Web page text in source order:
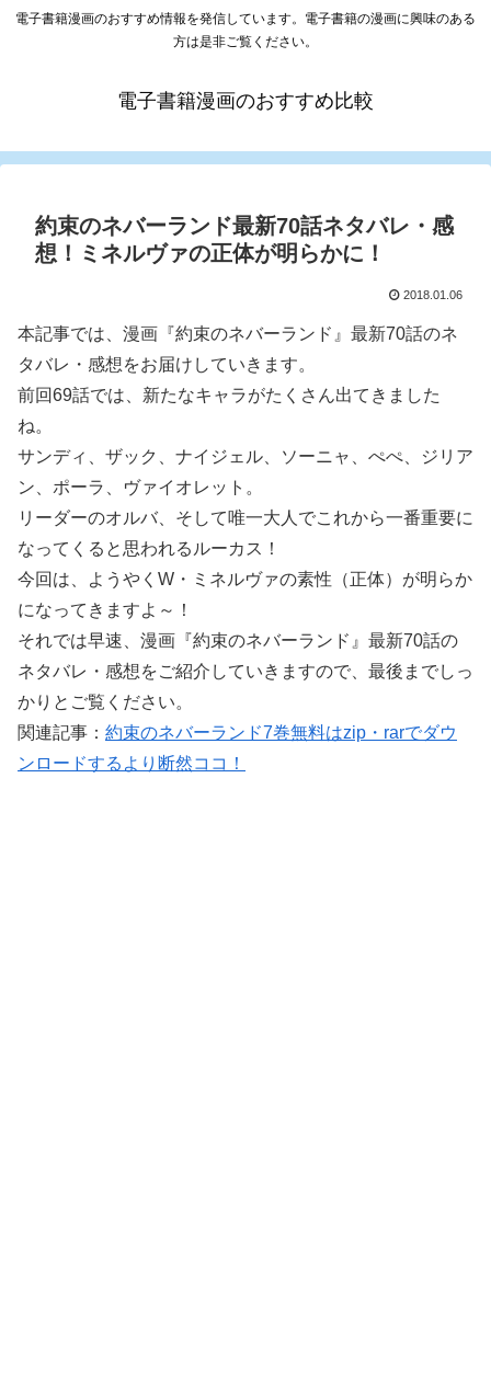
電子書籍漫画のおすすめ情報を発信しています。電子書籍の漫画に興味のある
方は是非ご覧ください。
電子書籍漫画のおすすめ比較
約束のネバーランド最新70話ネタバレ・感
想！ミネルヴァの正体が明らかに！
2018.01.06
本記事では、漫画『約束のネバーランド』最新70話のネ
タバレ・感想をお届けしていきます。
前回69話では、新たなキャラがたくさん出てきました
ね。
サンディ、ザック、ナイジェル、ソーニャ、ぺぺ、ジリア
ン、ポーラ、ヴァイオレット。
リーダーのオルバ、そして唯一大人でこれから一番重要に
なってくると思われるルーカス！
今回は、ようやくW・ミネルヴァの素性（正体）が明らか
になってきますよ～！
それでは早速、漫画『約束のネバーランド』最新70話の
ネタバレ・感想をご紹介していきますので、最後までしっ
かりとご覧ください。
関連記事： 約束のネバーランド7巻無料はzip・rarでダウ
ンロードするより断然ココ！